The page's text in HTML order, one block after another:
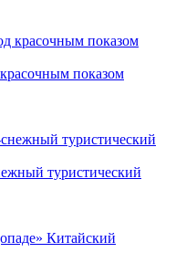
показом
туристический
Китайский